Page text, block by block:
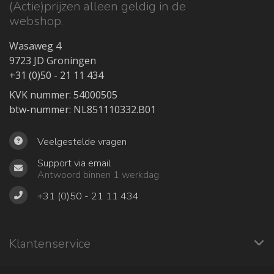
(Actie)prijzen alleen geldig in de
webshop.
Wasaweg 4
9723 JD Groningen
+31 (0)50 - 21 11 434
KVK nummer: 54000505
btw-nummer: NL851110332.B01
Veelgestelde vragen
Support via email
Antwoord binnen 1 werkdag
+31 (0)50 - 21 11 434
Klantenservice